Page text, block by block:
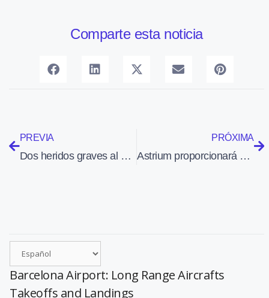
Comparte esta noticia
PREVIA
Dos heridos graves al estrellarse un helicóptero en un pueblo de Girona
PRÓXIMA
Astrium proporcionará nuevas imágenes de satélite a Google
Barcelona Airport: Long Range Aircrafts
Takeoffs and Landings